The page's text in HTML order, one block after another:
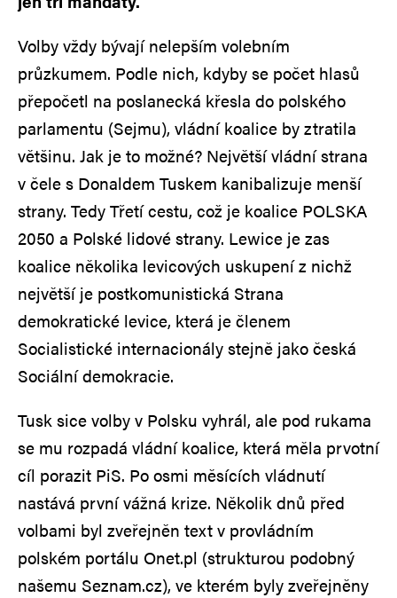
Volby vždy bývají nelepším volebním
průzkumem. Podle nich, kdyby se počet hlasů
přepočetl na poslanecká křesla do polského
parlamentu (Sejmu), vládní koalice by ztratila
většinu. Jak je to možné? Největší vládní strana
v čele s Donaldem Tuskem kanibalizuje menší
strany. Tedy Třetí cestu, což je koalice POLSKA
2050 a Polské lidové strany. Lewice je zas
koalice několika levicových uskupení z nichž
největší je postkomunistická Strana
demokratické levice, která je členem
Socialistické internacionály stejně jako česká
Sociální demokracie.
Tusk sice volby v Polsku vyhrál, ale pod rukama
se mu rozpadá vládní koalice, která měla prvotní
cíl porazit PiS. Po osmi měsících vládnutí
nastává první vážná krize. Několik dnů před
volbami byl zveřejněn text v provládním
polském portálu Onet.pl (strukturou podobný
našemu Seznam.cz), ve kterém byly zveřejněny